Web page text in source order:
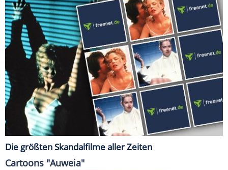
Die größten Skandalfilme aller Zeiten
Cartoons "Auweia"